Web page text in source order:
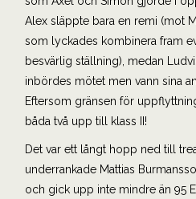
Alex släppte bara en remi (mot
som lyckades kombinera fram
besvärlig ställning), medan
inbördes mötet men vann sina
Eftersom gränsen för
båda två upp till klass II!
Det var ett långt hopp ned till
underrankade Mattias
och gick upp inte mindre än 95